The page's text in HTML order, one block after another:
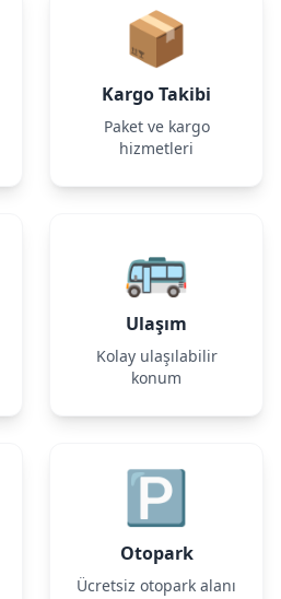
📦
Kargo Takibi
Paket ve kargo
hizmetleri
🚌
Ulaşım
Kolay ulaşılabilir
konum
🅿️
Otopark
Ücretsiz otopark alanı